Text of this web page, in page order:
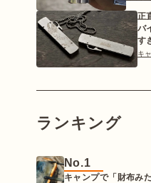
正
バ
す
【
キ
ランキング
No.1
キャンプで「財布み